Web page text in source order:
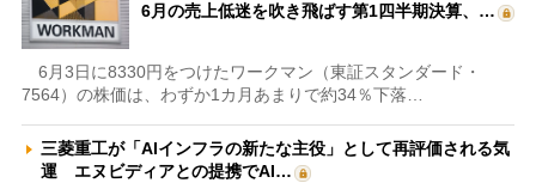
6月の売上低迷を吹き飛ばす第1四半期決算、…
6月3日に8330円をつけたワークマン（東証スタンダード・
7564）の株価は、わずか1カ月あまりで約34％下落…
三菱重工が「AIインフラの新たな主役」として再評価される気
運 エヌビディアとの提携でAI…